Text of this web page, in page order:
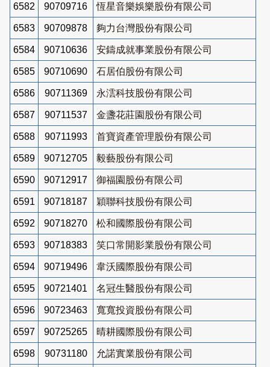
6582 90709716 恆星音樂娛樂股份有限公司
6583 90709878 夠力台灣股份有限公司
6584 90710636 安鑄成就事業股份有限公司
6585 90710690 石居伯股份有限公司
6586 90711369 永澐科技股份有限公司
6587 90711537 金盞花莊園股份有限公司
6588 90711993 首寶資產管理股份有限公司
6589 90712705 毅藝股份有限公司
6590 90712917 御福園股份有限公司
6591 90718187 穎聯科技股份有限公司
6592 90718270 松和國際股份有限公司
6593 90718383 笑口常開影業股份有限公司
6594 90719496 韋沃國際股份有限公司
6595 90721401 名冠生醫股份有限公司
6596 90723463 寬寬投資股份有限公司
6597 90725265 晴耕國際股份有限公司
6598 90731180 允諾實業股份有限公司